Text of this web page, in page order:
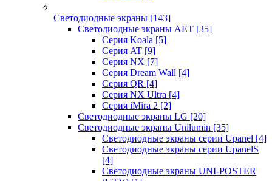
Светодиодные экраны [143]
Светодиодные экраны AET [35]
Cерия Koala [5]
Серия AT [9]
Серия NX [7]
Серия Dream Wall [4]
Серия QR [4]
Серия NX Ultra [4]
Серия iMira 2 [2]
Светодиодные экраны LG [20]
Светодиодные экраны Unilumin [35]
Светодиодные экраны серии Upanel [4]
Светодиодные экраны серии UpanelS
[4]
Светодиодные экраны UNI-POSTER